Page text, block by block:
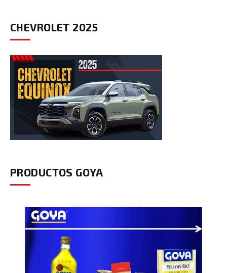
CHEVROLET 2025
PRODUCTOS GOYA